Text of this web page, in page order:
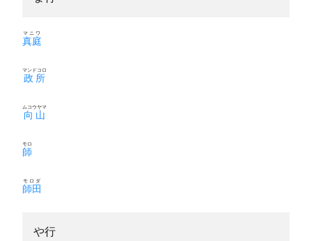
真庭
マニワ
政所
マンドコロ
向山
ムコウヤマ
師
モロ
師田
モロダ
や行